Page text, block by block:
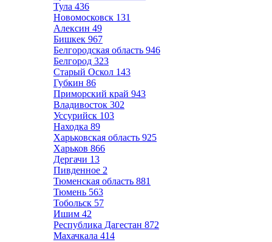
Тула 436
Новомосковск 131
Алексин 49
Бишкек 967
Белгородская область 946
Белгород 323
Старый Оскол 143
Губкин 86
Приморский край 943
Владивосток 302
Уссурийск 103
Находка 89
Харьковская область 925
Харьков 866
Дергачи 13
Пивденное 2
Тюменская область 881
Тюмень 563
Тобольск 57
Ишим 42
Республика Дагестан 872
Махачкала 414